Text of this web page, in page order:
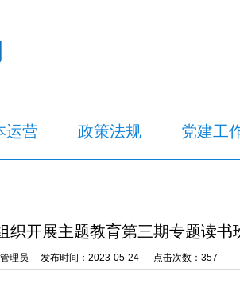
运营 政策法规 党建工
织开展主题教育第三期专题读书
管理员 发布时间：2023-05-24 点击次数： 357